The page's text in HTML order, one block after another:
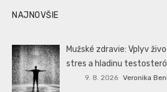
NAJNOVŠIE
Mužské zdravie: Vplyv
stres a hladinu
9. 8. 2026 Veronika